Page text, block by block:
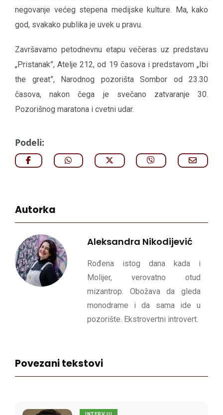
negovanje većeg stepena medijske kulture. Ma, kako
god, svakako publika je uvek u pravu.
Završavamo petodnevnu etapu večeras uz predstavu
„Pristanak”, Atelje 212, od 19 časova i predstavom „Ibi
the great”, Narodnog pozorišta Sombor od 23.30
časova, nakon čega je svečano zatvaranje 30.
Pozorišnog maratona i cvetni udar.
Podeli:
Autorka
Aleksandra Nikodijević
Rođena istog dana kada i
Molijer, verovatno otud
mizantrop. Obožava da gleda
monodrame i da sama ide u
pozorište. Ekstrovertni introvert.
Povezani tekstovi